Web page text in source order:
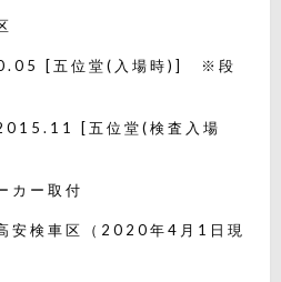
[五位堂(入場時)] ※段
[五位堂(検査入場
カー取付
安検車区（2020年4月1日現